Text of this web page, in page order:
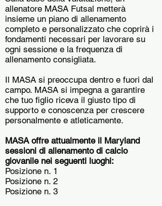
allenatore MASA Futsal metterà
insieme un piano di allenamento
completo e personalizzato che coprirà i
fondamenti necessari per lavorare su
ogni sessione e la frequenza di
allenamento consigliata.
Il MASA si preoccupa dentro e fuori dal
campo. MASA si impegna a garantire
che tuo figlio riceva il giusto tipo di
supporto e conoscenza per crescere
personalmente e atleticamente.
MASA offre attualmente il Maryland
sessioni di allenamento di calcio
giovanile nei seguenti luoghi:
Posizione n. 1
Posizione n. 2
Posizione n. 3